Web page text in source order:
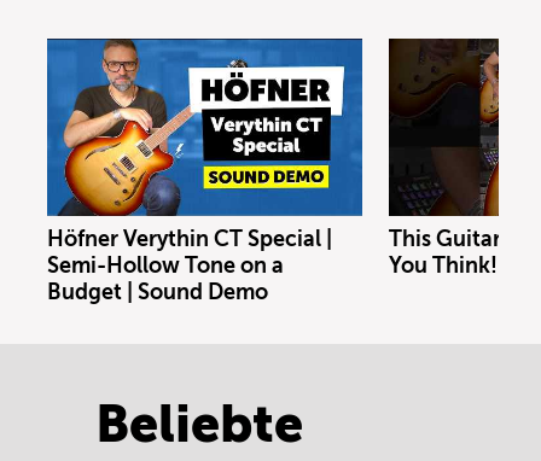
Höfner Verythin CT Special |
Semi-Hollow Tone on a
Budget | Sound Demo
This Guitar
You Think!
Beliebte